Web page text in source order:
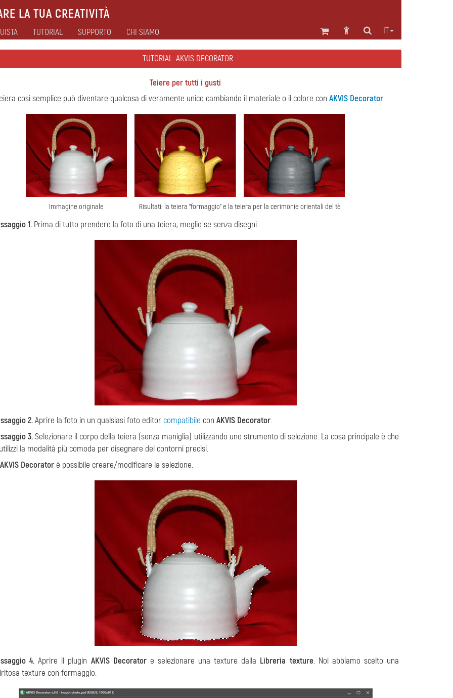
LA TUA CREATIVITÀ
IT
TUTORIAL SUPPORTO CHI SIAMO
TUTORIAL: AKVIS DECORATOR
Teiere per tutti i gusti
così semplice può diventare qualcosa di veramente unico cambiando il materiale o il colore con AKVIS Decorator.
Immagine originale Risultati: la teiera "formaggio" e la teiera per la cerimonie orientali del tè
1. Prima di tutto prendere la foto di una teiera, meglio se senza disegni.
2.Aprire la foto in un qualsiasi foto editor compatibile con AKVIS Decorator.
3.Selezionare il corpo della teiera (senza maniglia) utilizzando uno strumento di selezione. La cosa principale è che
la modalità più comoda per disegnare dei contorni precisi.
AKVIS Decorator è possibile creare/modificare la selezione.
4. Aprire il plugin AKVIS Decoratore selezionare una texture dalla Libreria texture. Noi abbiamo scelto una
texture con formaggio.